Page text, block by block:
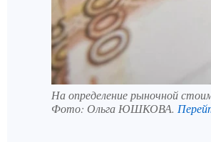
На определение рыночной
Фото: Ольга ЮШКОВА.